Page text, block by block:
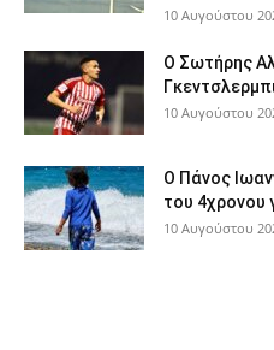
10 Αυγούστου
Ο Σωτήρης
10 Αυγούστου
Ο Πάνος
του 4χρονου
10 Αυγούστου